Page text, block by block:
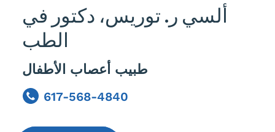
ألسي ر. توريس، دكتور في
الطب
طبيب أعصاب الأطفال
617-568-4840
Phone